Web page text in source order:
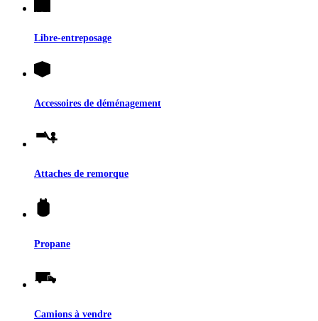
Libre-entreposage
Accessoires de déménagement
Attaches de remorque
Propane
Camions à vendre